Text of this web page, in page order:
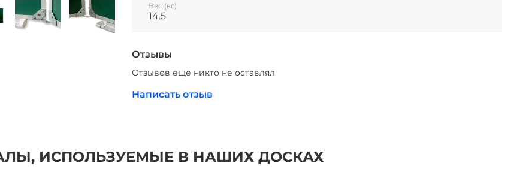
Вес (кг)
14.5
Отзывы
Отзывов еще никто не оставлял
Написать отзыв
ИСПОЛЬЗУЕМЫЕ В НАШИХ ДОСКАХ